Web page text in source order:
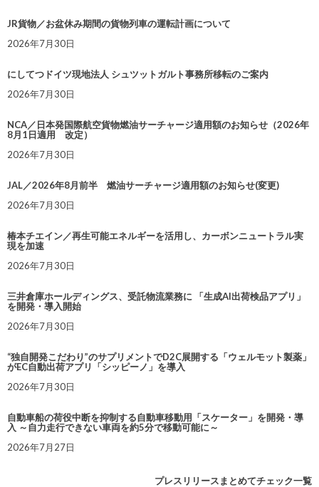
JR貨物／お盆休み期間の貨物列車の運転計画について
2026年7月30日
にしてつドイツ現地法人 シュツットガルト事務所移転のご案内
2026年7月30日
NCA／日本発国際航空貨物燃油サーチャージ適用額のお知らせ（2026年
8月1日適用 改定）
2026年7月30日
JAL／2026年8月前半 燃油サーチャージ適用額のお知らせ(変更)
2026年7月30日
椿本チエイン／再生可能エネルギーを活用し、カーボンニュートラル実
現を加速
2026年7月30日
三井倉庫ホールディングス、受託物流業務に 「生成AI出荷検品アプリ」
を開発・導入開始
2026年7月30日
“独自開発こだわり”のサプリメントでD2C展開する「ウェルモット製薬」
がEC自動出荷アプリ「シッピーノ」を導入
2026年7月30日
自動車船の荷役中断を抑制する自動車移動用「スケーター」を開発・導
入 ～自力走行できない車両を約5分で移動可能に～
2026年7月27日
プレスリリースまとめてチェック一覧